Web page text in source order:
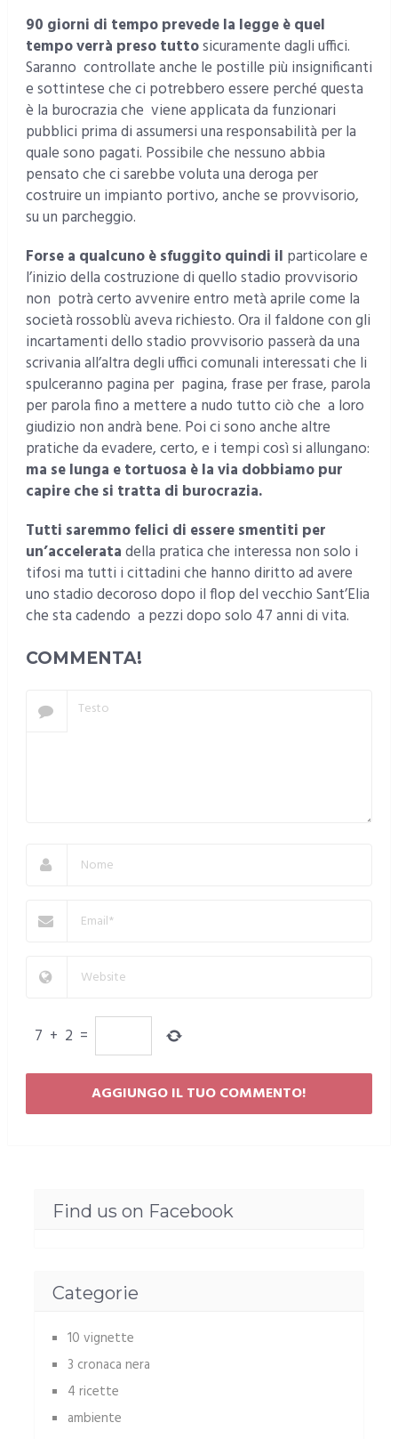
90 giorni di tempo prevede la legge è quel
tempo verrà preso tuttosicuramente dagli uffici.
Saranno controllate anche le postille più insignificanti
e sottintese che ci potrebbero essere perché questa
è la burocrazia che viene applicata da funzionari
pubblici prima di assumersi una responsabilità per la
quale sono pagati. Possibile che nessuno abbia
pensato che ci sarebbe voluta una deroga per
costruire un impianto portivo, anche se provvisorio,
su un parcheggio.
Forse a qualcuno è sfuggitoquindi il particolare e
l’inizio della costruzione di quello stadio provvisorio
non potrà certo avvenire entro metà aprile come la
società rossoblù aveva richiesto. Ora il faldone con gli
incartamenti dello stadio provvisorio passerà da una
scrivania all’altra degli uffici comunali interessati che li
spulceranno pagina per pagina, frase per frase, parola
per parola fino a mettere a nudo tutto ciò che a loro
giudizio non andrà bene. Poi ci sono anche altre
pratiche da evadere, certo, e i tempi così si allungano:
ma se lunga e tortuosa è la via dobbiamo pur
capire che si tratta di burocrazia.
Tutti saremmo felici di essere smentiti per
un’acceleratadella pratica che interessa non solo i
tifosi ma tutti i cittadini che hanno diritto ad avere
uno stadio decoroso dopo il flop del vecchio Sant’Elia
che sta cadendo a pezzi dopo solo 47 anni di vita.
COMMENTA!
7 + 2 =
Find us on Facebook
Categorie
10 vignette
3 cronaca nera
4 ricette
ambiente